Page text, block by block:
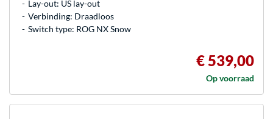
Lay-out: US lay-out
Verbinding: Draadloos
Switch type: ROG NX Snow
€ 539,00
Op voorraad